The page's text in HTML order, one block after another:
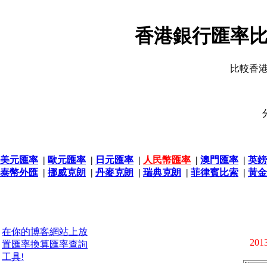
香港銀行匯率
比較香
美元匯率 | 歐元匯率 | 日元匯率 | 人民幣匯率 | 澳門匯率 | 英
泰幣外匯 | 挪威克朗 | 丹麥克朗 | 瑞典克朗 | 菲律賓比索 | 黃
在你的博客網站上放
置匯率換算匯率查詢
工具!